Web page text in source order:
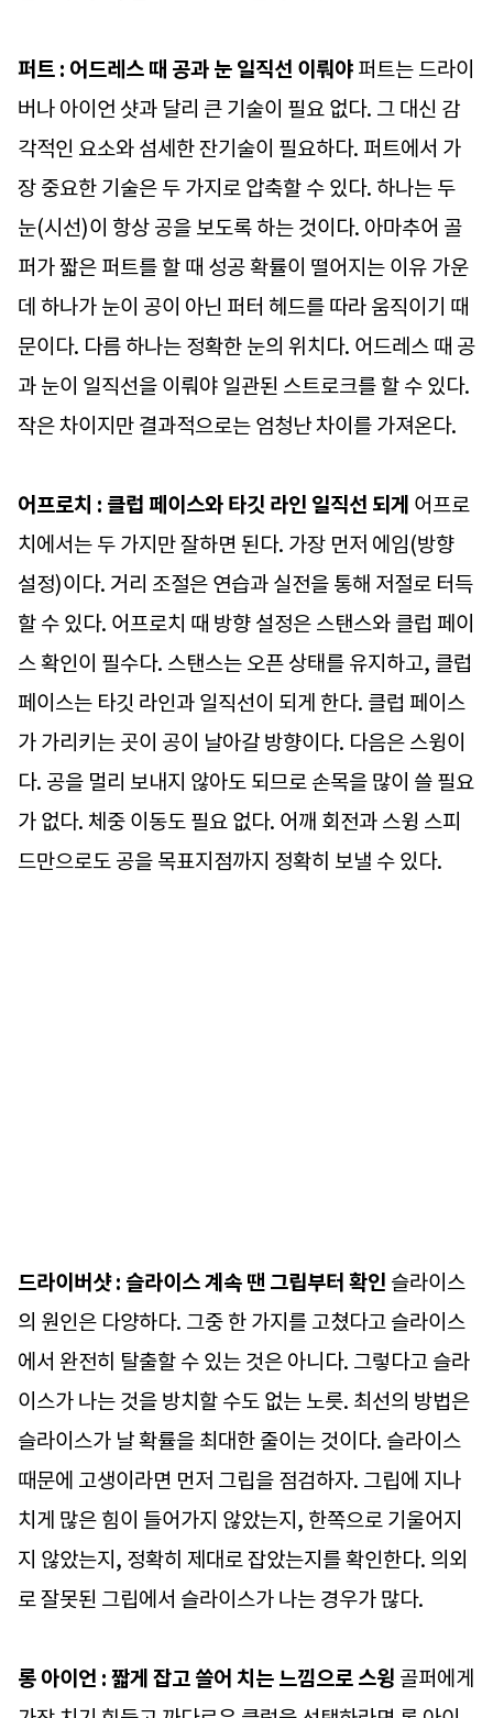
퍼트 : 어드레스 때 공과 눈 일직선 이뤄야 퍼트는 드라이
버나 아이언 샷과 달리 큰 기술이 필요 없다. 그 대신 감
각적인 요소와 섬세한 잔기술이 필요하다. 퍼트에서 가
장 중요한 기술은 두 가지로 압축할 수 있다. 하나는 두
눈(시선)이 항상 공을 보도록 하는 것이다. 아마추어 골
퍼가 짧은 퍼트를 할 때 성공 확률이 떨어지는 이유 가운
데 하나가 눈이 공이 아닌 퍼터 헤드를 따라 움직이기 때
문이다. 다름 하나는 정확한 눈의 위치다. 어드레스 때 공
과 눈이 일직선을 이뤄야 일관된 스트로크를 할 수 있다.
작은 차이지만 결과적으로는 엄청난 차이를 가져온다.
어프로치 : 클럽 페이스와 타깃 라인 일직선 되게 어프로
치에서는 두 가지만 잘하면 된다. 가장 먼저 에임(방향
설정)이다. 거리 조절은 연습과 실전을 통해 저절로 터득
할 수 있다. 어프로치 때 방향 설정은 스탠스와 클럽 페이
스 확인이 필수다. 스탠스는 오픈 상태를 유지하고, 클럽
페이스는 타깃 라인과 일직선이 되게 한다. 클럽 페이스
가 가리키는 곳이 공이 날아갈 방향이다. 다음은 스윙이
다. 공을 멀리 보내지 않아도 되므로 손목을 많이 쓸 필요
가 없다. 체중 이동도 필요 없다. 어깨 회전과 스윙 스피
드만으로도 공을 목표지점까지 정확히 보낼 수 있다.
드라이버샷 : 슬라이스 계속 땐 그립부터 확인 슬라이스
의 원인은 다양하다. 그중 한 가지를 고쳤다고 슬라이스
에서 완전히 탈출할 수 있는 것은 아니다. 그렇다고 슬라
이스가 나는 것을 방치할 수도 없는 노릇. 최선의 방법은
슬라이스가 날 확률을 최대한 줄이는 것이다. 슬라이스
때문에 고생이라면 먼저 그립을 점검하자. 그립에 지나
치게 많은 힘이 들어가지 않았는지, 한쪽으로 기울어지
지 않았는지, 정확히 제대로 잡았는지를 확인한다. 의외
로 잘못된 그립에서 슬라이스가 나는 경우가 많다.
롱 아이언 : 짧게 잡고 쓸어 치는 느낌으로 스윙 골퍼에게